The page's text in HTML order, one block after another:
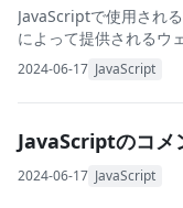
JavaScriptで使用され
によって提供されるウ
ト。 ブラウザーがキー
トレージ（
2024-06-17 JavaScript
JavaScriptのコメ
2024-06-17 JavaScript